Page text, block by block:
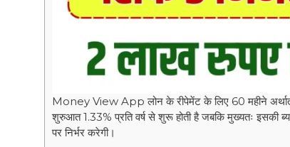
Money View App लोन के रीपेमेंट के लिए 60 महीने
शुरुआत 1.33% प्रति वर्ष से शुरू होती है जबकि मुख्यतः इसकी
पर निर्भर करेगी।